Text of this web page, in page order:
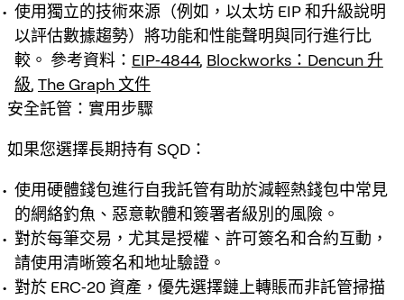
使用獨立的技術來源（例如，以太坊 EIP 和升級說明
以評估數據趨勢）將功能和性能聲明與同行進行比
較。 參考資料： EIP‑4844, Blockworks：Dencun 升
級, The Graph 文件
安全託管：實用步驟
如果您選擇長期持有 SQD：
使用硬體錢包進行自我託管有助於減輕熱錢包中常見
的網絡釣魚、惡意軟體和簽署者級別的風險。
對於每筆交易，尤其是授權、許可簽名和合約互動，
請使用清晰簽名和地址驗證。
對於 ERC‑20 資產，優先選擇鏈上轉賬而非託管掃描